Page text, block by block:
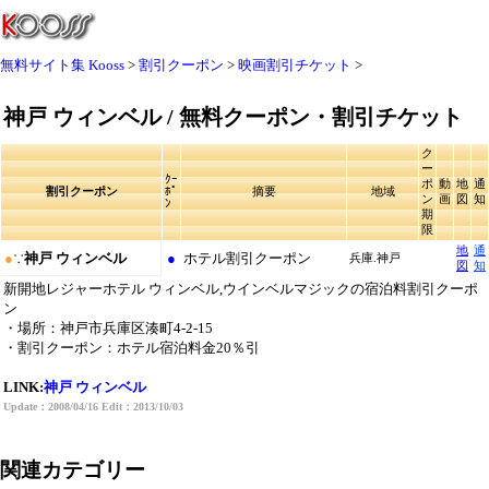
無料サイト集 Kooss 割引クーポン 映画割引チケット
神戸 ウィンベル / 無料クーポン・割引チケット
割引クーポン
ｸｰ
ﾎﾟ
ﾝ
摘要 地域
ク
ー
ポ
ン
期
限
動
画
地
図
通
知
●∵神戸 ウィンベル ● ホテル割引クーポン 兵庫.神戸
地
図
通
知
新開地レジャーホテル ウィンベル,ウインベルマジックの宿泊料割引クーポ
ン
・場所：神戸市兵庫区湊町4-2-15
・割引クーポン：ホテル宿泊料金20％引
LINK:神戸 ウィンベル
Update：2008/04/16 Edit：2013/10/03
関連カテゴリー